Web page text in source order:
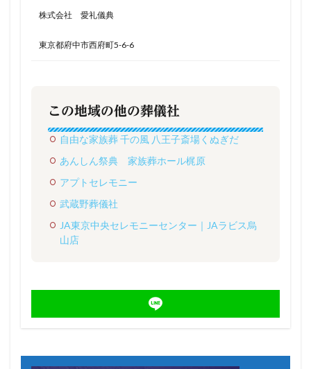
株式会社 愛礼儀典
東京都府中市西府町5-6-6
この地域の他の葬儀社
自由な家族葬 千の風 八王子斎場くぬぎだ
あんしん祭典 家族葬ホール梶原
アプトセレモニー
武蔵野葬儀社
JA東京中央セレモニーセンター｜JAラビス烏
山店